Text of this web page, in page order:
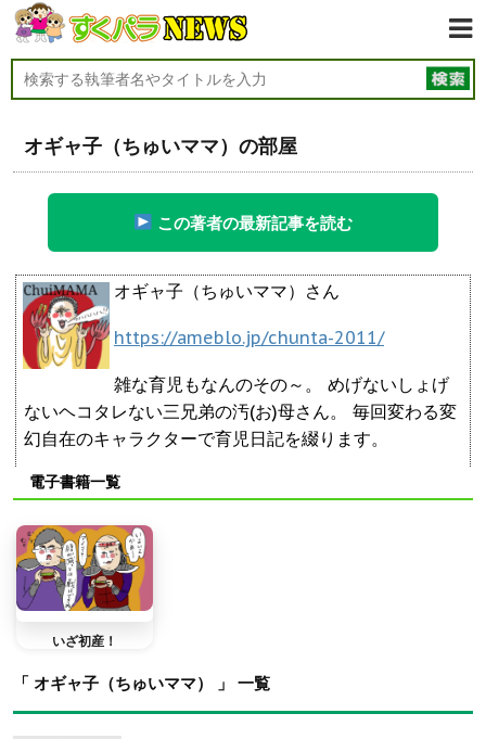
オギャ子（ちゅいママ）の部屋
この著者の最新記事を読む
オギャ子（ちゅいママ）さん
https://ameblo.jp/chunta-2011/
雑な育児もなんのその～。 めげないしょげ
ないヘコタレない三兄弟の汚(お)母さん。 毎回変わる変
幻自在のキャラクターで育児日記を綴ります。
電子書籍一覧
いざ初産！
「 オギャ子（ちゅいママ） 」 一覧